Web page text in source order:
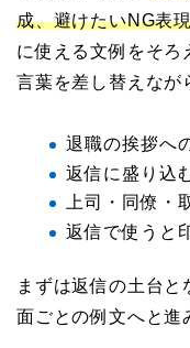
成、避けたいNG表
に使える文例をそろ
言葉を差し替えなが
退職の挨拶へ
返信に盛り込
上司・同僚・
返信で使うと
まずは返信の土台
面ごとの例文へと進